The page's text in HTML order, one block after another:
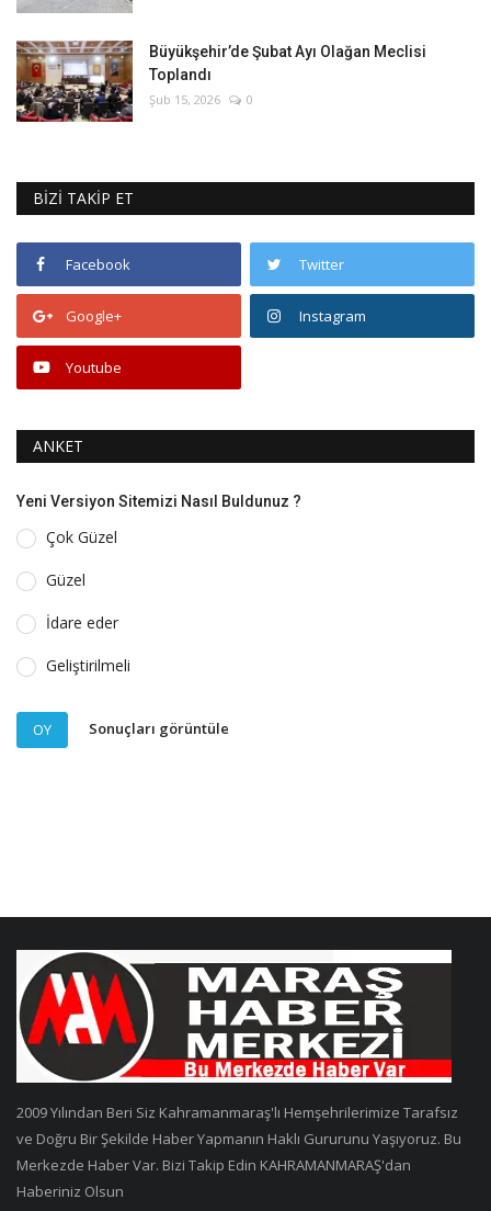
Büyükşehir’de Şubat Ayı Olağan Meclisi
Toplandı
Şub 15, 2026 0
BİZİ TAKİP ET
Facebook Twitter
Google+ Instagram
Youtube
ANKET
Yeni Versiyon Sitemizi Nasıl Buldunuz ?
Çok Güzel
Güzel
İdare eder
Geliştirilmeli
OY Sonuçları görüntüle
2009 Yılından Beri Siz Kahramanmaraş'lı Hemşehrilerimize Tarafsız
ve Doğru Bir Şekilde Haber Yapmanın Haklı Gururunu Yaşıyoruz. Bu
Merkezde Haber Var. Bizi Takip Edin KAHRAMANMARAŞ'dan
Haberiniz Olsun